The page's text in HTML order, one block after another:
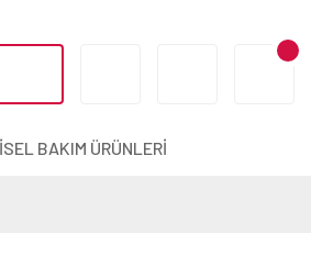
BAKIM ÜRÜNLERİ